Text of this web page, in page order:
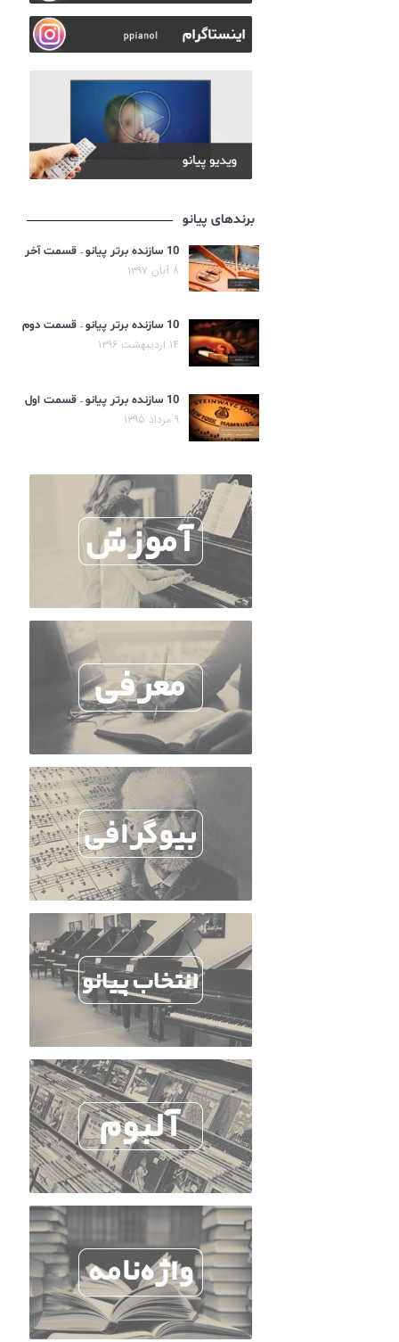
برندهای پیانو
10 سازنده برتر پیانو – قسمت آخر
۸ آبان ۱۳۹۷
10 سازنده برتر پیانو – قسمت دوم
۱۴ اردیبهشت ۱۳۹۶
10 سازنده برتر پیانو – قسمت اول
۹ مرداد ۱۳۹۵